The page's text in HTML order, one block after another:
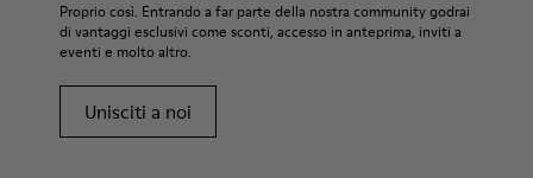
Proprio così. Entrando a far parte della nostra community godrai
di vantaggi esclusivi come sconti, accesso in anteprima, inviti a
eventi e molto altro.
Unisciti a noi